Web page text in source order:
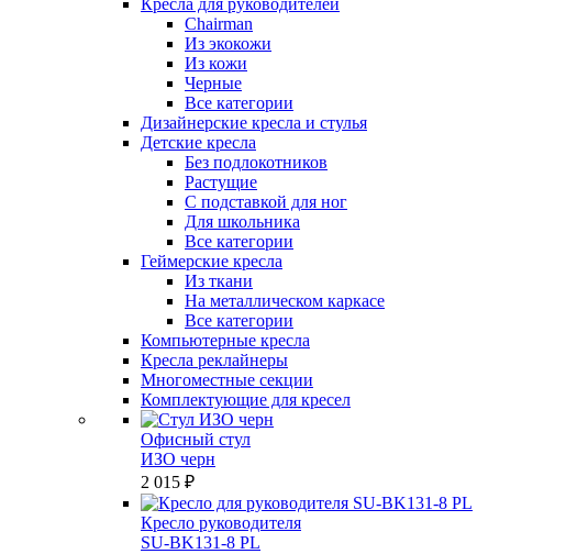
Chairman
Из экокожи
Из кожи
Черные
Все категории
Дизайнерские кресла и стулья
Детские кресла
Без подлокотников
Растущие
С подставкой для ног
Для школьника
Все категории
Геймерские кресла
Из ткани
На металлическом каркасе
Все категории
Компьютерные кресла
Кресла реклайнеры
Многоместные секции
Комплектующие для кресел
Офисный стул
ИЗО черн
2 015 ₽
Кресло руководителя
SU-BK131-8 PL